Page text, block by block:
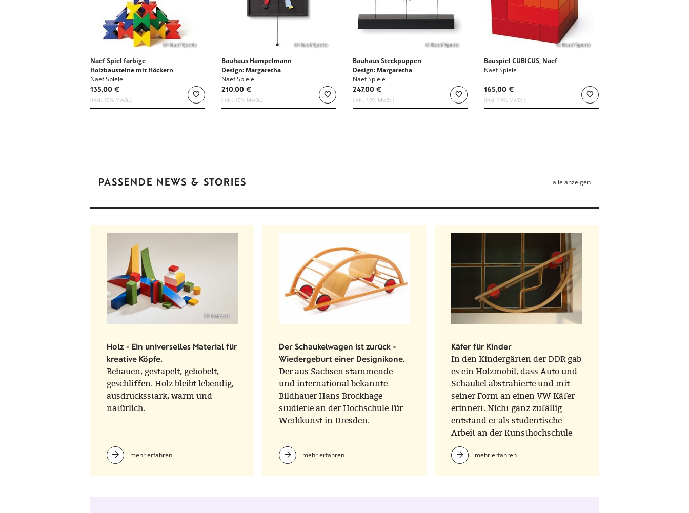
© Naef Spiele
Naef Spiel farbige
Holzbausteine mit Höckern
Naef Spiele
135,00 €
(inkl. 19% MwSt.)
© Naef Spiele
Bauhaus Hampelmann
Design: Margaretha
Reichardt
Naef Spiele
210,00 €
(inkl. 19% MwSt.)
© Naef Spiele
Bauhaus Steckpuppen
Design: Margaretha
Reichardt
Naef Spiele
247,00 €
(inkl. 19% MwSt.)
© Naef Spiele
Bauspiel CUBICUS, Naef
Naef Spiele
165,00 €
(inkl. 19% MwSt.)
PASSENDE NEWS & STORIES alle anzeigen
© Formost
Holz - Ein universelles Material für
kreative Köpfe.
Behauen, gestapelt, gehobelt,
geschliffen. Holz bleibt lebendig,
ausdrucksstark, warm und
natürlich.
mehr erfahren
Der Schaukelwagen ist zurück -
Wiedergeburt einer Designikone.
Der aus Sachsen stammende
und international bekannte
Bildhauer Hans Brockhage
studierte an der Hochschule für
Werkkunst in Dresden.
mehr erfahren
Käfer für Kinder
In den Kindergärten der DDR gab
es ein Holzmobil, dass Auto und
Schaukel abstrahierte und mit
seiner Form an einen VW Käfer
erinnert. Nicht ganz zufällig
entstand er als studentische
Arbeit an der Kunsthochschule
Dresden, kurz nach dem Krieg in
der Klasse des großen
mehr erfahren